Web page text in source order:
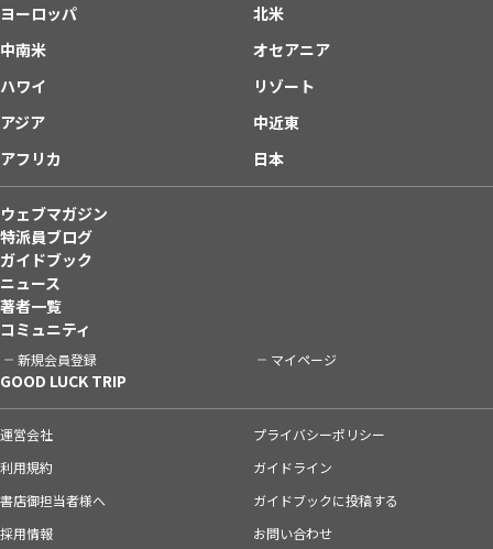
ヨーロッパ
北米
中南米
オセアニア
ハワイ
リゾート
アジア
中近東
アフリカ
日本
ウェブマガジン
特派員ブログ
ガイドブック
ニュース
著者一覧
コミュニティ
新規会員登録 マイページ
GOOD LUCK TRIP
運営会社
プライバシーポリシー
利用規約
ガイドライン
書店御担当者様へ
ガイドブックに投稿する
採用情報
お問い合わせ